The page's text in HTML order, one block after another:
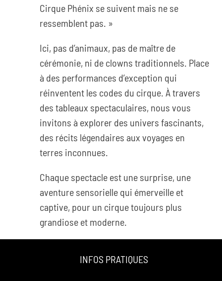
Cirque Phénix se suivent mais ne se
ressemblent pas. »
Ici, pas d’animaux, pas de maître de
cérémonie, ni de clowns traditionnels. Place
à des performances d’exception qui
réinventent les codes du cirque. À travers
des tableaux spectaculaires, nous vous
invitons à explorer des univers fascinants,
des récits légendaires aux voyages en
terres inconnues.
Chaque spectacle est une surprise, une
aventure sensorielle qui émerveille et
captive, pour un cirque toujours plus
grandiose et moderne.
INFOS PRATIQUES